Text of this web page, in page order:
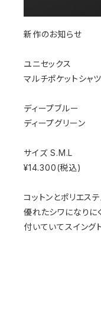
新作のお知らせ
ユニセックス
マルチポケットシャ
ディープブルー
ディープグリーン
サイズ S.M.L
¥14.300(税込)
コットンとポリエス
優れたシワになりに
付いていてスイング